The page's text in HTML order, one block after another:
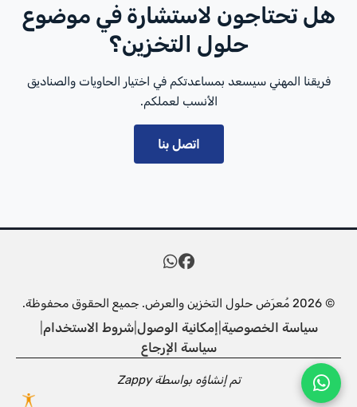
هل تحتاجون لاستشارة في موضوع
حلول التخزين؟
فريقنا المهني سيسعد بمساعدتكم في اختيار الحاويات والصناديق
الأنسب لعملكم.
اتصل بنا
© 2026 مُعرَض حلول التخزين والعرض. جميع الحقوق محفوظة.
سياسة الخصوصية إمكانية الوصول |شروط الاستخدام
سياسة الإرجاع
تم إنشاؤه بواسطةZappy